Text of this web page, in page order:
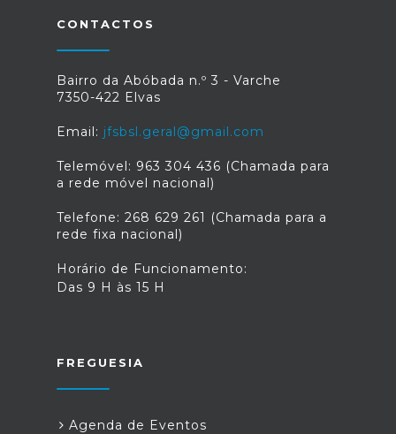
CONTACTOS
Bairro da Abóbada n.º 3 - Varche
7350-422 Elvas
Email: jfsbsl.geral@gmail.com
Telemóvel: 963 304 436 (Chamada para
a rede móvel nacional)
Telefone: 268 629 261 (Chamada para a
rede fixa nacional)
Horário de Funcionamento:
Das 9 H às 15 H
FREGUESIA
Agenda de Eventos